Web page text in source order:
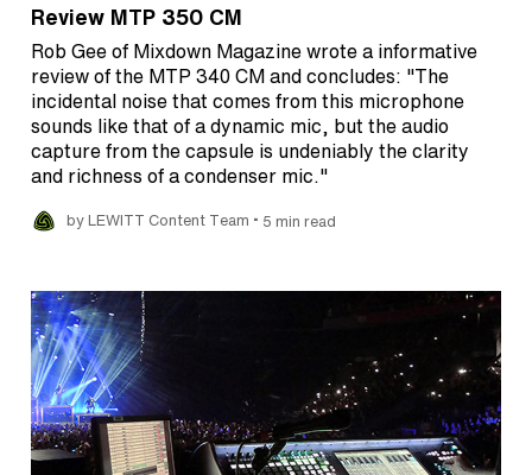
Review MTP 350 CM
Rob Gee of Mixdown Magazine wrote a informative
review of the MTP 340 CM and concludes: "The
incidental noise that comes from this microphone
sounds like that of a dynamic mic, but the audio
capture from the capsule is undeniably the clarity
and richness of a condenser mic."
by LEWITT Content Team • 5 min read